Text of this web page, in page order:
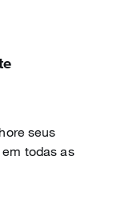
seus
todas as